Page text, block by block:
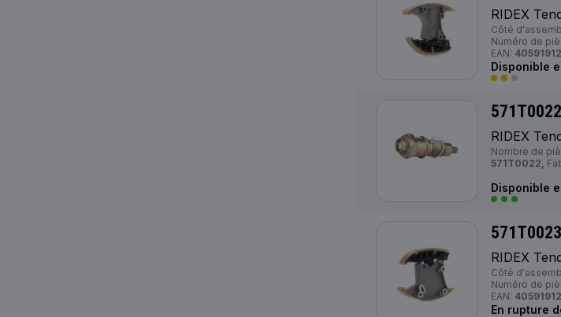
RIDEX
Côté
Numéro de
EAN:
Disponible
571T0022
RIDEX
Nombre de
571T0022,
Disponible
571T0023
RIDEX
Côté
Numéro de
EAN:
En rupture